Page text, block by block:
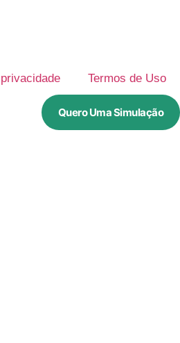
Termos de Uso
Quero Uma Simulação